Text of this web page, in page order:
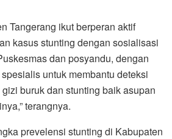
Tangerang ikut berperan aktif
kasus stunting dengan sosialisasi
dan posyandu, dengan
untuk membantu deteksi
buruk dan stunting baik asupan
terangnya.
prevelensi stunting di Kabupaten